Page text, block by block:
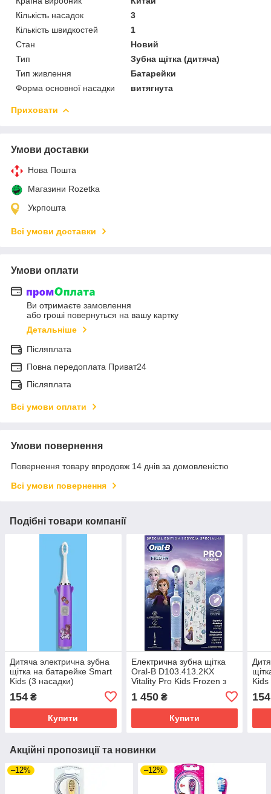
Кількість насадок
3
Кількість швидкостей
1
Стан
Новий
Тип
Зубна щітка (дитяча)
Тип живлення
Батарейки
Форма основної насадки
витягнута
Приховати
Умови доставки
Нова Пошта
Магазини Rozetka
Укрпошта
Всі умови доставки
Умови оплати
Ви отримаєте замовлення
або гроші повернуться на вашу картку
Детальніше
Післяплата
Повна передоплата Приват24
Післяплата
Всі умови оплати
Умови повернення
Повернення товару впродовж 14 днів за домовленістю
Всі умови повернення
Подібні товари компанії
Дитяча электрична зубна
щітка на батарейке Smart
Kids (3 насадки)
154 ₴
Купити
Електрична зубна щітка
Oral-B D103.413.2KX
Vitality Pro Kids Frozen з
1 450₴
Купити
154
Акційні пропозиції та новинки
–12% –12%